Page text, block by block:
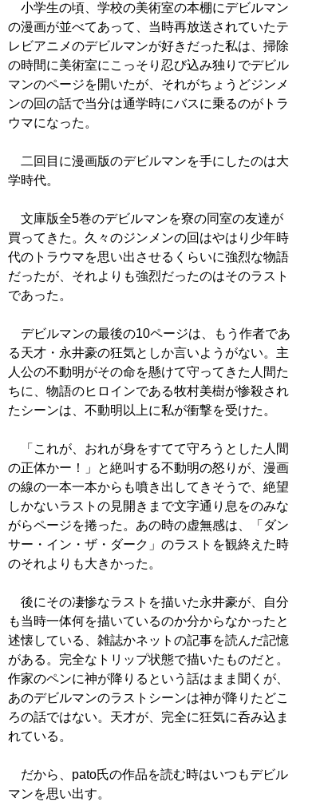
小学生の頃、学校の美術室の本棚にデビルマン
の漫画が並べてあって、当時再放送されていたテ
レビアニメのデビルマンが好きだった私は、掃除
の時間に美術室にこっそり忍び込み独りでデビル
マンのページを開いたが、それがちょうどジンメ
ンの回の話で当分は通学時にバスに乗るのがトラ
ウマになった。
二回目に漫画版のデビルマンを手にしたのは大
学時代。
文庫版全5巻のデビルマンを寮の同室の友達が
買ってきた。久々のジンメンの回はやはり少年時
代のトラウマを思い出させるくらいに強烈な物語
だったが、それよりも強烈だったのはそのラスト
であった。
デビルマンの最後の10ページは、もう作者であ
る天才・永井豪の狂気としか言いようがない。主
人公の不動明がその命を懸けて守ってきた人間た
ちに、物語のヒロインである牧村美樹が惨殺され
たシーンは、不動明以上に私が衝撃を受けた。
「これが、おれが身をすてて守ろうとした人間
の正体かー！」と絶叫する不動明の怒りが、漫画
の線の一本一本からも噴き出してきそうで、絶望
しかないラストの見開きまで文字通り息をのみな
がらページを捲った。あの時の虚無感は、「ダン
サー・イン・ザ・ダーク」のラストを観終えた時
のそれよりも大きかった。
後にその凄惨なラストを描いた永井豪が、自分
も当時一体何を描いているのか分からなかったと
述懐している、雑誌かネットの記事を読んだ記憶
がある。完全なトリップ状態で描いたものだと。
作家のペンに神が降りるという話はまま聞くが、
あのデビルマンのラストシーンは神が降りたどこ
ろの話ではない。天才が、完全に狂気に呑み込ま
れている。
だから、pato氏の作品を読む時はいつもデビル
マンを思い出す。